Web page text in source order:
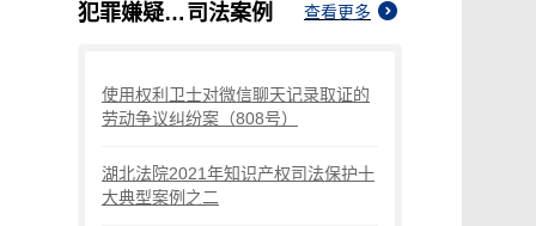
犯罪嫌疑人扣押手机取证多久归还 司法案例 查看更多
使用权利卫士对微信聊天记录取证的
劳动争议纠纷案（808号）
湖北法院2021年知识产权司法保护十
大典型案例之二